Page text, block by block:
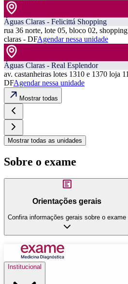
Águas Claras - Felicittá Shopping
rua 36 norte, lote 05, bloco 02,
claras - DFAgendar nessa unidade
Águas Claras - Real Esplendor
av. castanheiras lotes 1310 e 1370 loja
DFAgendar nessa unidade
Mostrar todas
Mostrar todas as unidades
Sobre o exame
Orientações gerais
Confira informações gerais sobre o exame
Institucional